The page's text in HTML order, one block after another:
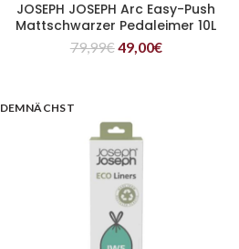
WEITERLESEN
JOSEPH JOSEPH Arc Easy-Push
Mattschwarzer Pedaleimer 10L
79,99€49,00€
DEMNÄCHST